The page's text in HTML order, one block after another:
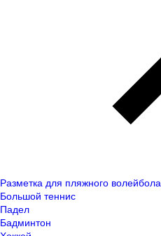
Разметка для пляжного волейбола
Большой теннис
Падел
Бадминтон